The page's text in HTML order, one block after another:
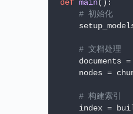
def main():
# 初始化
# 文档处理
documents
nodes =
# 构建索引
index =